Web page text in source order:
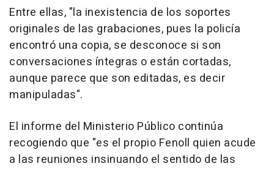
Entre ellas, "la inexistencia de los soportes
originales de las grabaciones, pues la policía
encontró una copia, se desconoce si son
conversaciones íntegras o están cortadas,
aunque parece que son editadas, es decir
manipuladas".
El informe del Ministerio Público continúa
recogiendo que "es el propio Fenoll quien acude
a las reuniones insinuando el sentido de las